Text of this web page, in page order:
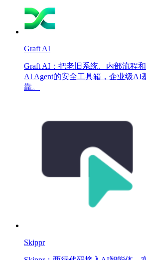
Graft AI
Graft AI：把老旧系统、内部流程
AI Agent的安全工具箱，企业级AI
靠。
Skippr